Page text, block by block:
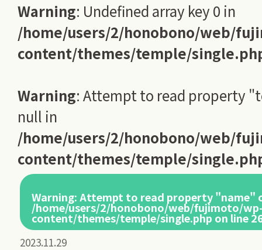
Warning: Undefined array key 0 in
/home/users/2/honobono/web/
content/themes/temple/
Warning: Attempt to read property
null in
/home/users/2/honobono/web/
content/themes/temple/
Warning: Attempt to read property "name"
/home/users/2/honobono/web/fujimoto/
content/themes/temple/single.php on line
2023.11.29